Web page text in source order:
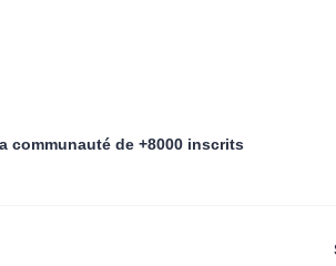
communauté de +8000 inscrits